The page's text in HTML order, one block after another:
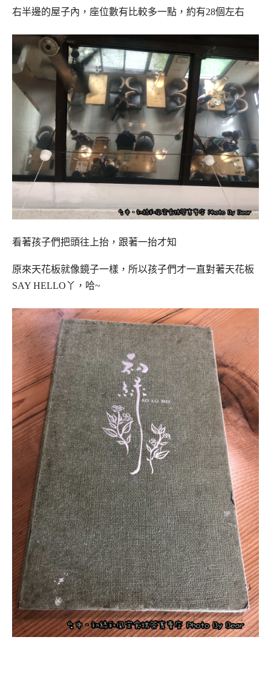
右半邊的屋子內，座位數有比較多一點，約有28個左右
看著孩子們把頭往上抬，跟著一抬才知
原來天花板就像鏡子一樣，所以孩子們才一直對著天花板
SAY HELLO丫，哈~